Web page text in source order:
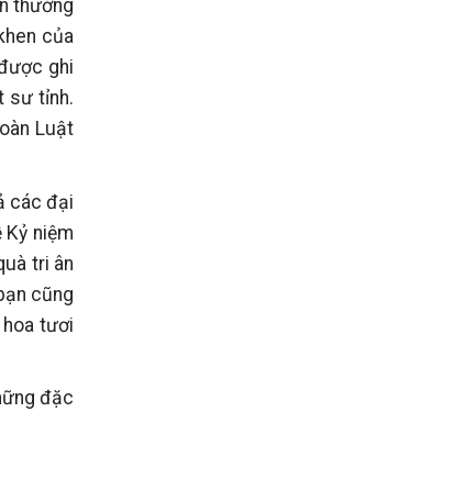
thưởng
của
ghi
sư tỉnh.
Luật
các đại
niệm
tri ân
cũng
tươi
đặc